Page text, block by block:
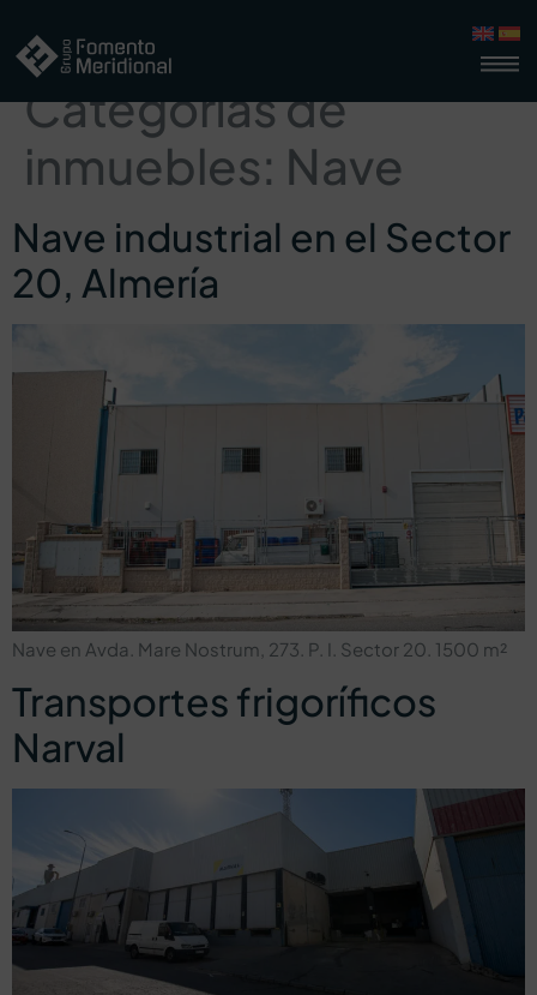
Categorías de
inmuebles: Nave
Nave industrial en el Sector
20, Almería
Nave en Avda. Mare Nostrum, 273. P. I. Sector 20. 1500 m²
Transportes frigoríficos
Narval